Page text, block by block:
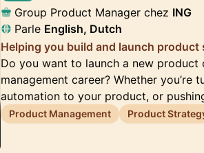
Group Product Manager chez ING
Parle English, Dutch
Helping you build and launch
Do you want to launch a new
management career? Whether you’re
automation to your product, or
Product Management Product